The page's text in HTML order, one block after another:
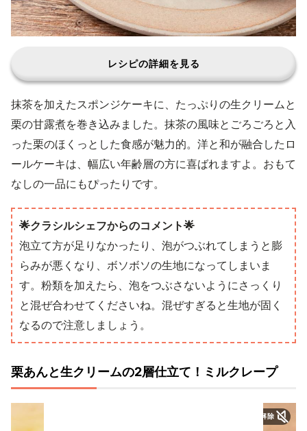
レシピの詳細を見る
抹茶を加えたスポンジケーキに、たっぷりの生クリームと
栗の甘露煮を巻き込みました。抹茶の風味とごろごろと入
った栗のほくっとした食感が魅力的。洋と和が融合したロ
ールケーキは、幅広い年齢層の方に喜ばれますよ。おもて
なしの一品にもぴったりです。
🌟クラシルシェフからのコメント🌟
泡立て方が足りなかったり、泡がつぶれてしまうと膨
らみが悪くなり、ボソボソの生地になってしまいま
す。粉類を加えたら、泡をつぶさないようにさっくり
と混ぜ合わせてくださいね。混ぜすぎると生地が固く
なるので注意しましょう。
栗あんと生クリームの2層仕立て！ミルクレープ
ミュートを解除